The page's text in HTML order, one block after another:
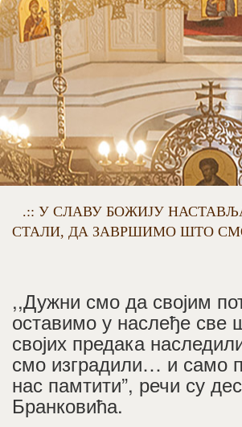
.:: У СЛАВУ БОЖИЈУ
СТАЛИ, ДА ЗАВРШИМО ШТО
,,Дужни смо да својим
оставимо у наслеђе све
својих предака
смо изградили… и само
нас памтити”, речи су
Бранковића.